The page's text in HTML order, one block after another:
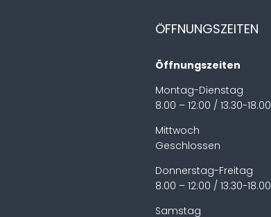
ÖFFNUNGSZEITEN
Öffnungszeiten
Montag-Dienstag
8.00 – 12:00 / 13.30-18.00
Mittwoch
Geschlossen
Donnerstag-Freitag
8.00 – 12:00 / 13.30-18.00
Samstag